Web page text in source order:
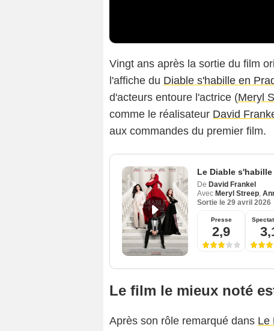
Vingt ans après la sortie du film
l'affiche du Diable s'habille en
d'acteurs entoure l'actrice (Meryl
comme le réalisateur David
aux commandes du premier film.
Le Diable s'habille
De David Frankel
Avec Meryl Streep,
Sortie le 29 avril 2026
Presse
2,9
Le film le mieux noté
Après son rôle remarqué dans Le